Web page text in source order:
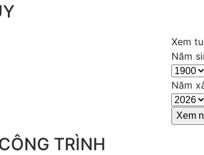
Xem
Năm
Năm
TRÌNH